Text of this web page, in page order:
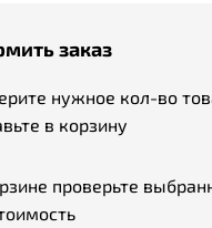
заказ
нужное кол-во
в корзину
проверьте